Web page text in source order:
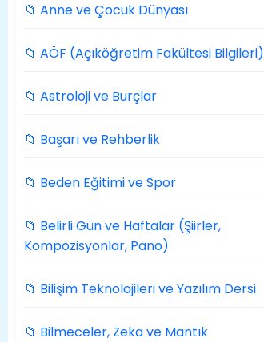
📁 Anne ve Çocuk Dünyası
📁 AÖF (Açıköğretim Fakültesi Bilgileri)
📁 Astroloji ve Burçlar
📁 Başarı ve Rehberlik
📁 Beden Eğitimi ve Spor
📁 Belirli Gün ve Haftalar (Şiirler,
Kompozisyonlar, Pano)
📁 Bilişim Teknolojileri ve Yazılım Dersi
📁 Bilmeceler, Zeka ve Mantık